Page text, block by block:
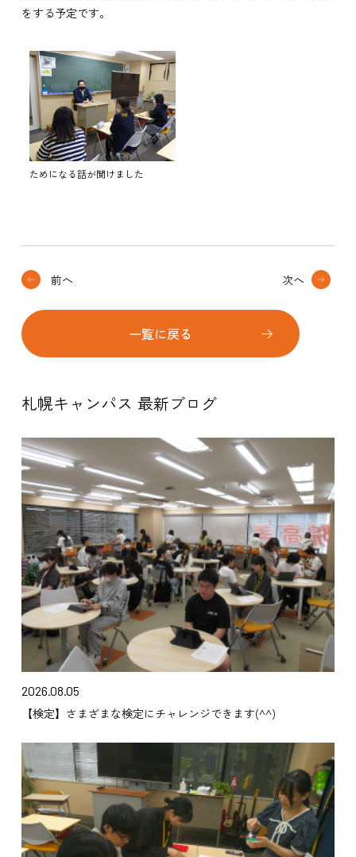
をする予定です。
ためになる話が聞けました
前へ
一覧に戻る
次へ
札幌キャンパス 最新ブログ
2026.08.05
【検定】さまざまな検定にチャレンジできます(^^)